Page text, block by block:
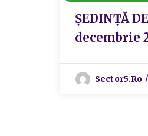
ȘEDINȚĂ
decembrie
Sector5.ro